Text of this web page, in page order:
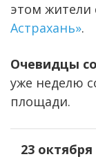
этом
Астрахань».
Очевидцы
уже неделю
площади.
23 октября